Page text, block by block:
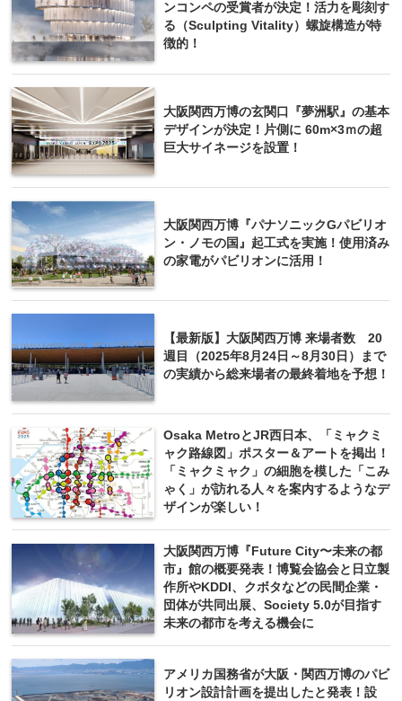
ンコンペの受賞者が決定！活力を彫刻す
る（Sculpting Vitality）螺旋構造が特
徴的！
大阪関西万博の玄関口『夢洲駅』の基本
デザインが決定！片側に 60m×3ｍの超
巨大サイネージを設置！
大阪関西万博『パナソニックGパビリオ
ン・ノモの国』起工式を実施！使用済み
の家電がパビリオンに活用！
【最新版】大阪関西万博 来場者数 20
週目（2025年8月24日～8月30日）まで
の実績から総来場者の最終着地を予想！
Osaka MetroとJR西日本、「ミャクミ
ャク路線図」ポスター＆アートを掲出！
「ミャクミャク」の細胞を模した「こみ
ゃく」が訪れる人々を案内するようなデ
ザインが楽しい！
大阪関西万博『Future City〜未来の都
市』館の概要発表！博覧会協会と日立製
作所やKDDI、クボタなどの民間企業・
団体が共同出展、Society 5.0が目指す
未来の都市を考える機会に
アメリカ国務省が大阪・関西万博のパビ
リオン設計計画を提出したと発表！設